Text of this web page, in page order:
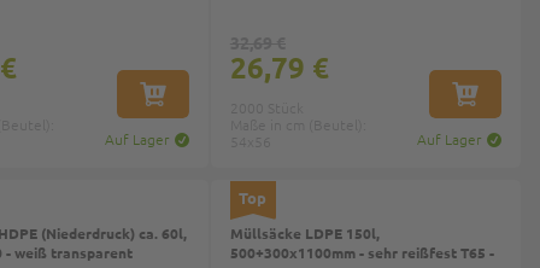
Auf Lager
IN DEN WARENKORB
Auf Lager
IN DEN
26,79 €
32,69 €
(Niederdruck) ca. 60l,
- weiß transparent
Top
Müllsäcke LDPE 150l,
500+300x1100mm - sehr reißfest T65 -